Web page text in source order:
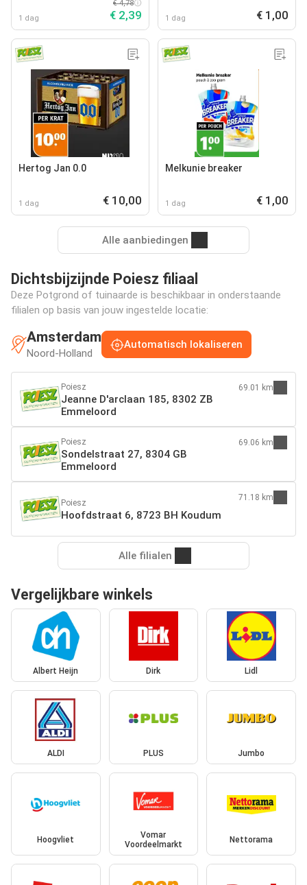
1 dag
€ 4,78
€ 2,39 1 dag € 1,00
Hertog Jan 0.0
1 dag € 10,00
Melkunie breaker
1 dag € 1,00
Alle aanbiedingen
Dichtsbijzijnde Poiesz filiaal
Deze Potgrond of tuinaarde is beschikbaar in onderstaande
filialen op basis van jouw ingestelde locatie:
Amsterdam
Noord-Holland
Automatisch lokaliseren
Poiesz
Jeanne D'arclaan 185, 8302 ZB
Emmeloord
69.01 km
Poiesz
Sondelstraat 27, 8304 GB
Emmeloord
69.06 km
Poiesz
Hoofdstraat 6, 8723 BH Koudum
71.18 km
Alle filialen
Vergelijkbare winkels
Albert Heijn Dirk Lidl
ALDI PLUS Jumbo
Hoogvliet
Vomar
Voordeelmarkt
Nettorama